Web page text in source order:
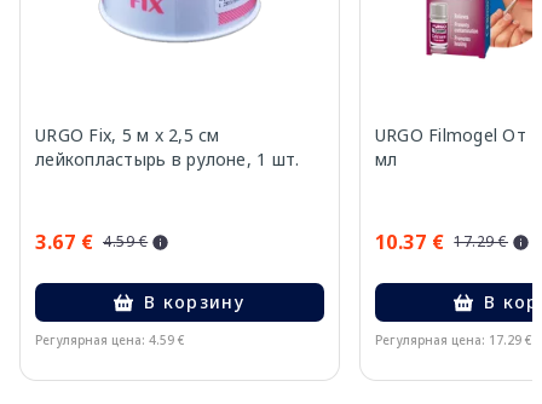
URGO Fix, 5 м x 2,5 см
лейкопластырь в рулоне, 1 шт.
3.67 € 4.59 €
В корзину
Регулярная цена: 4.59 €
URGO Filmogel От
мл
10.37 € 17.29 €
В
Регулярная цена: 17.29 €